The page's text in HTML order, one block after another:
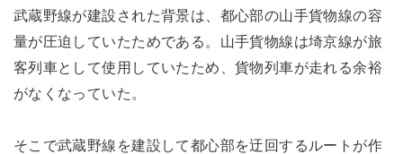
武蔵野線が建設された背景は、都心部の山手貨物線の容
量が圧迫していたためである。山手貨物線は埼京線が旅
客列車として使用していたため、貨物列車が走れる余裕
がなくなっていた。
そこで武蔵野線を建設して都心部を迂回するルートが作